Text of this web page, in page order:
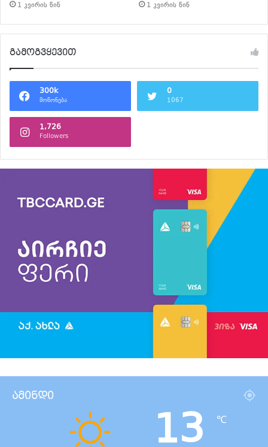
1 კვირის წინ 1 კვირის წინ
გამოგვყევით
300k
მოწონება
0
1067
1,726
Followers
ამინდი
13 ℃